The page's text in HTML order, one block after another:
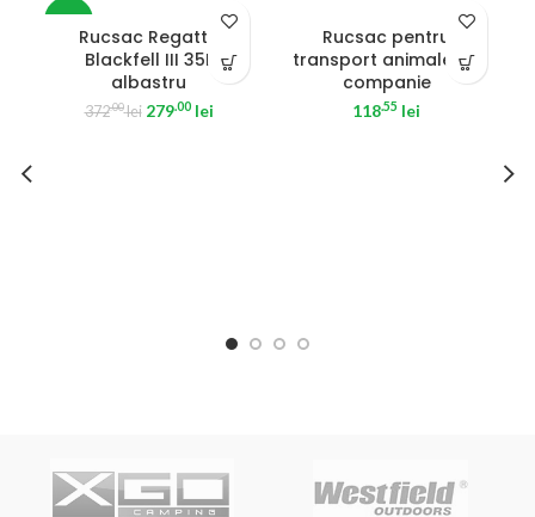
Rucsac Regatta
Blackfell III 35L
albastru
372.00lei 279.00 lei
Rucsac pentru
transport animale de
companie
118.55 lei